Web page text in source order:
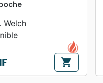
Welch
shopping_cart